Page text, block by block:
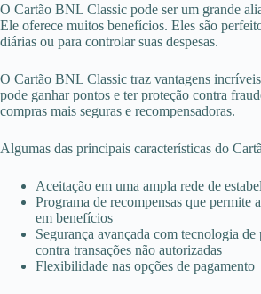
O Cartão BNL Classic pode ser um grande
Ele oferece muitos benefícios. Eles são
diárias ou para controlar suas despesas.
O Cartão BNL Classic traz vantagens
pode ganhar pontos e ter proteção contra
compras mais seguras e recompensadoras.
Algumas das principais características do
Aceitação em uma ampla rede de
Programa de recompensas que permite
em benefícios
Segurança avançada com tecnologia de
contra transações não autorizadas
Flexibilidade nas opções de pagamento